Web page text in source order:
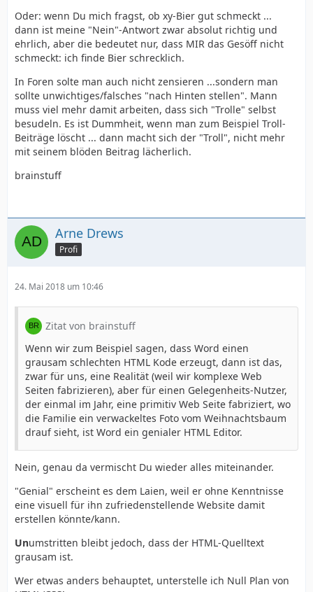
Oder: wenn Du mich fragst, ob xy-Bier gut schmeckt ...
dann ist meine "Nein"-Antwort zwar absolut richtig und
ehrlich, aber die bedeutet nur, dass MIR das Gesöff nicht
schmeckt: ich finde Bier schrecklich.
In Foren solte man auch nicht zensieren ...sondern man
sollte unwichtiges/falsches "nach Hinten stellen". Mann
muss viel mehr damit arbeiten, dass sich "Trolle" selbst
besudeln. Es ist Dummheit, wenn man zum Beispiel Troll-
Beiträge löscht ... dann macht sich der "Troll", nicht mehr
mit seinem blöden Beitrag lächerlich.
brainstuff
Arne Drews
Profi
24. Mai 2018 um 10:46
Zitat von brainstuff
Wenn wir zum Beispiel sagen, dass Word einen
grausam schlechten HTML Kode erzeugt, dann ist das,
zwar für uns, eine Realität (weil wir komplexe Web
Seiten fabrizieren), aber für einen Gelegenheits-Nutzer,
der einmal im Jahr, eine primitiv Web Seite fabriziert, wo
die Familie ein verwackeltes Foto vom Weihnachtsbaum
drauf sieht, ist Word ein genialer HTML Editor.
Nein, genau da vermischt Du wieder alles miteinander.
"Genial" erscheint es dem Laien, weil er ohne Kenntnisse
eine visuell für ihn zufriedenstellende Website damit
erstellen könnte/kann.
Unumstritten bleibt jedoch, dass der HTML-Quelltext
grausam ist.
Wer etwas anders behauptet, unterstelle ich Null Plan von